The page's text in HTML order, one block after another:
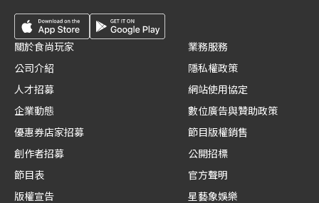
關於食尚玩家
公司介紹
人才招募
企業動態
優惠券店家招募
創作者招募
節目表
版權宣告
業務服務
隱私權政策
網站使用協定
數位廣告與贊助政策
節目版權銷售
公開招標
官方聲明
星藝象娛樂